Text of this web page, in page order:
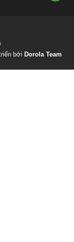
bởi Dorola Team